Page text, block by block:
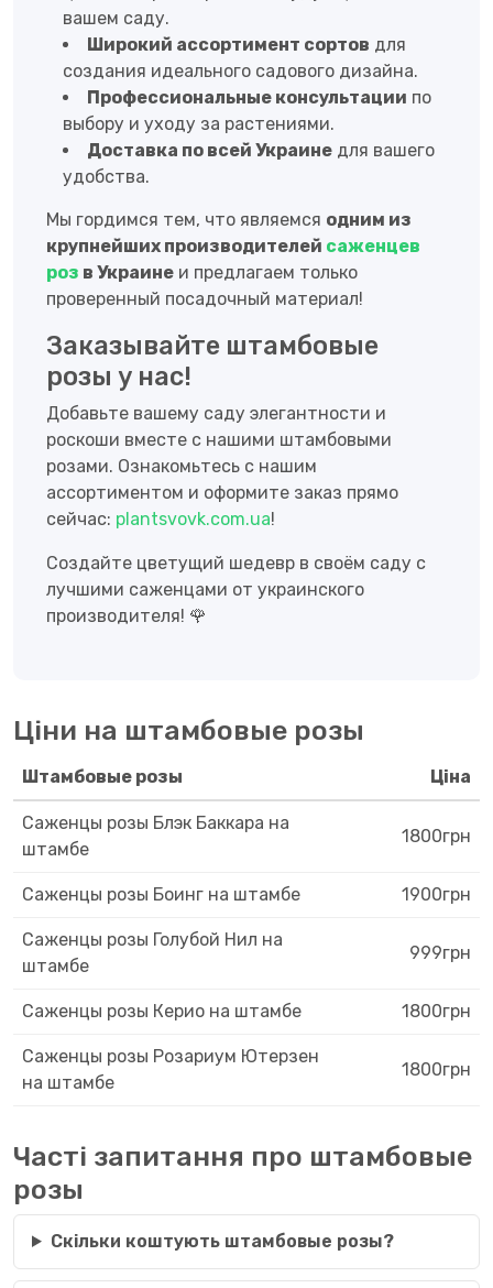
вашем саду.
Широкий ассортимент сортов для
создания идеального садового дизайна.
Профессиональные консультации по
выбору и уходу за растениями.
Доставка по всей Украине для вашего
удобства.
Мы гордимся тем, что являемся одним из
крупнейших производителей саженцев
роз в Украине и предлагаем только
проверенный посадочный материал!
Заказывайте штамбовые
розы у нас!
Добавьте вашему саду элегантности и
роскоши вместе с нашими штамбовыми
розами. Ознакомьтесь с нашим
ассортиментом и оформите заказ прямо
сейчас: plantsvovk.com.ua!
Создайте цветущий шедевр в своём саду с
лучшими саженцами от украинского
производителя! 🌹
Ціни на штамбовые розы
Штамбовые розы Ціна
Саженцы розы Блэк Баккара на
штамбе
1800грн
Саженцы розы Боинг на штамбе 1900грн
Саженцы розы Голубой Нил на
штамбе
999грн
Саженцы розы Керио на штамбе 1800грн
Саженцы розы Розариум Ютерзен
на штамбе
1800грн
Часті запитання про штамбовые
розы
Скільки коштують штамбовые розы?